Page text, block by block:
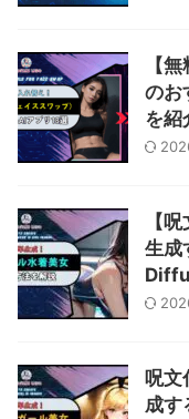
【
のお
を紹
【
生成
呪文
成す